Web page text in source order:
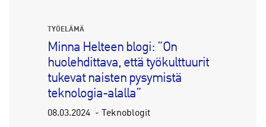
TYÖELÄMÄ
Minna Helteen blogi: ”On
huolehdittava, että työkulttuurit
tukevat naisten pysymistä
teknologia-alalla”
08.03.2024 Teknoblogit